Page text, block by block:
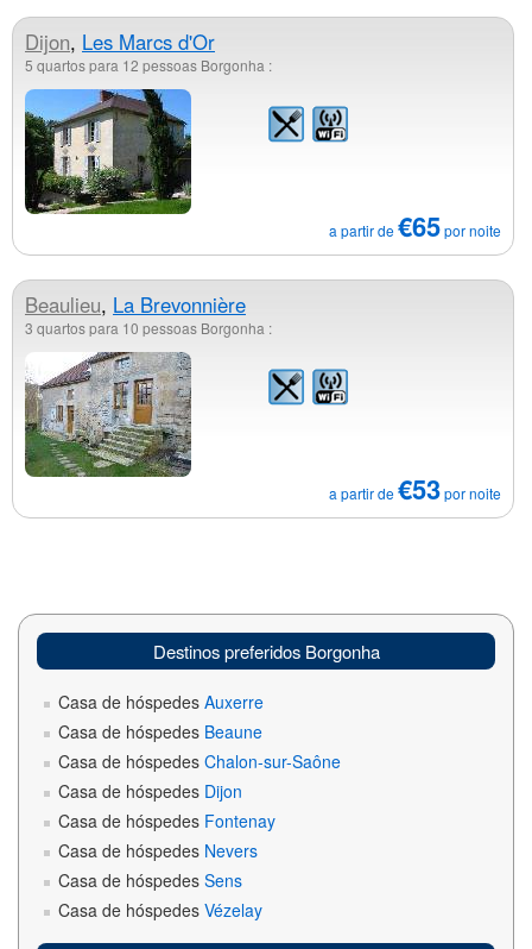
Dijon, Les Marcs d'Or
5 quartos para 12 pessoas Borgonha :
a partir de€65por noite
Beaulieu, La Brevonnière
3 quartos para 10 pessoas Borgonha :
a partir de€53por noite
Destinos preferidos Borgonha
Casa de hóspedes Auxerre
Casa de hóspedes Beaune
Casa de hóspedes Chalon-sur-Saône
Casa de hóspedes Dijon
Casa de hóspedes Fontenay
Casa de hóspedes Nevers
Casa de hóspedes Sens
Casa de hóspedes Vézelay